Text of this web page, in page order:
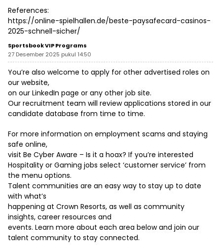
References:
https://online-spielhallen.de/beste-paysafecard-casinos-
2025-schnell-sicher/
Sportsbook VIP Programs
27 Desember 2025 pukul 14:50
You’re also welcome to apply for other advertised roles on
our website,
on our LinkedIn page or any other job site.
Our recruitment team will review applications stored in our
candidate database from time to time.
For more information on employment scams and staying
safe online,
visit Be Cyber Aware – Is it a hoax? If you’re interested
Hospitality or Gaming jobs select ‘customer service’ from
the menu options.
Talent communities are an easy way to stay up to date
with what’s
happening at Crown Resorts, as well as community
insights, career resources and
events. Learn more about each area below and join our
talent community to stay connected.